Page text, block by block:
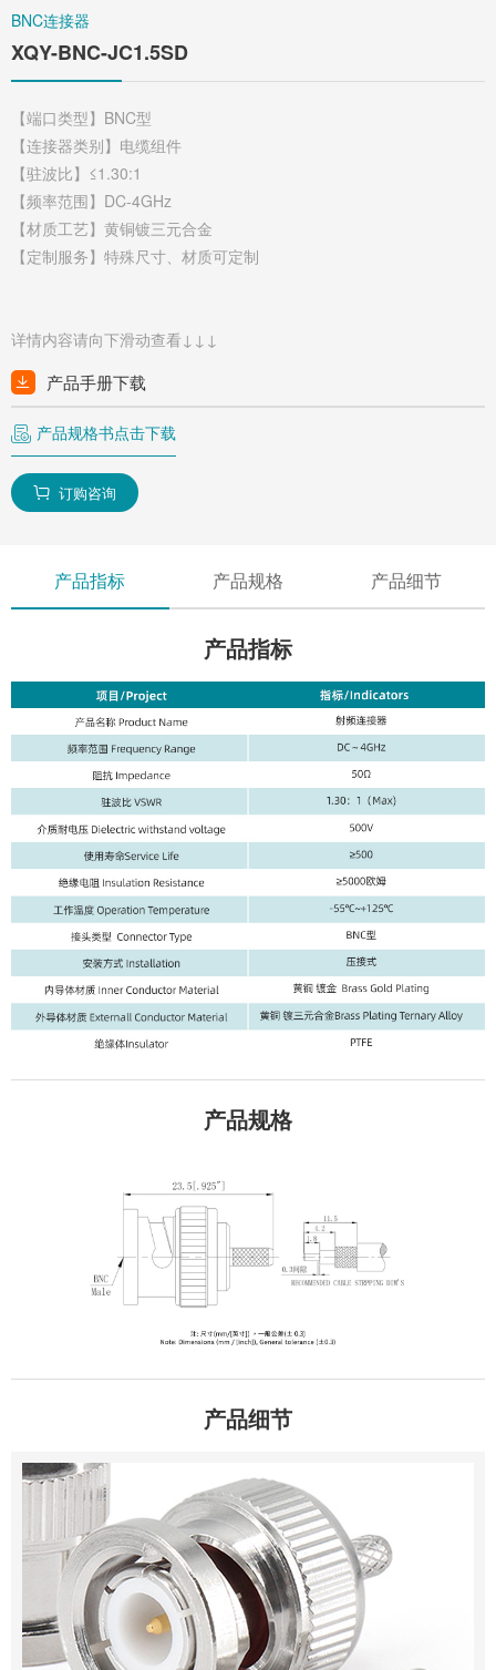
BNC连接器
XQY-BNC-JC1.5SD
【端口类型】BNC型
【连接器类别】电缆组件
【驻波比】≤1.30:1
【频率范围】DC-4GHz
【材质工艺】黄铜镀三元合金
【定制服务】特殊尺寸、材质可定制
详情内容请向下滑动查看↓↓↓
产品手册下载
产品规格书点击下载
 订购咨询
产品指标 产品规格 产品细节
产品指标
产品规格
产品细节